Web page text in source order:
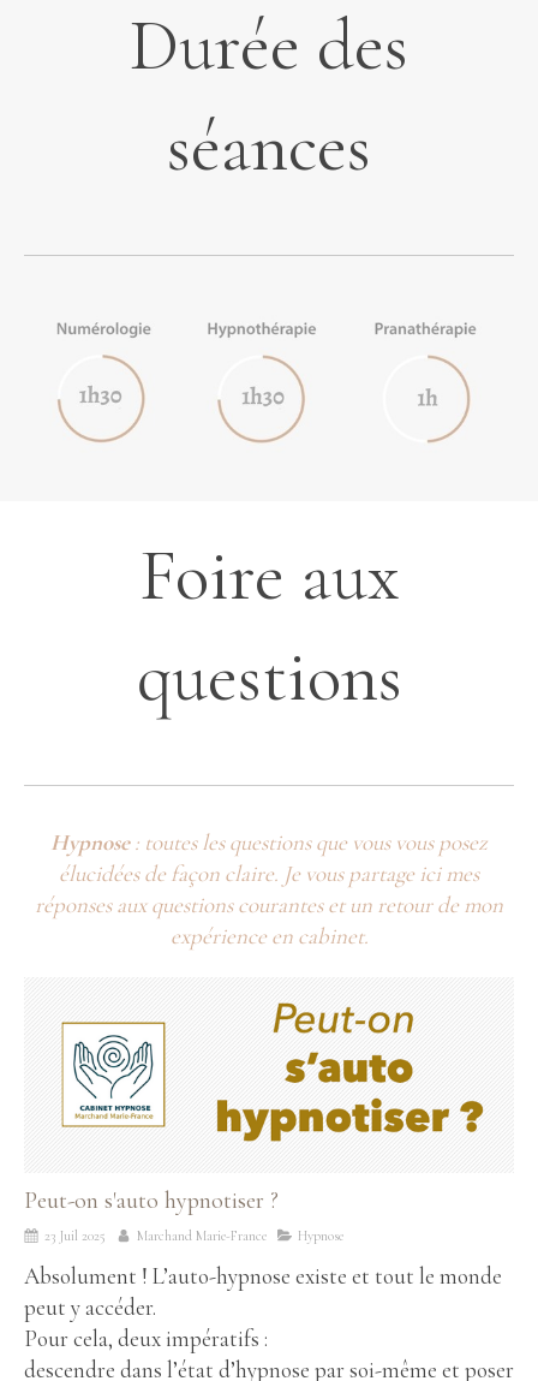
Durée des
séances
Foire aux
questions
Hypnose: toutes les questions que vous vous posez
élucidées de façon claire. Je vous partage ici mes
réponses aux questions courantes et un retour de mon
expérience en cabinet.
Peut-on s'auto hypnotiser ?
23 Juil 2025 Marchand Marie-France Hypnose
Absolument ! L’auto-hypnose existe et tout le monde
peut y accéder.
Pour cela, deux impératifs :
descendre dans l’état d’hypnose par soi-même et poser